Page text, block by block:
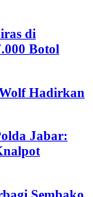
di
Botol
Hadirkan
Jabar: